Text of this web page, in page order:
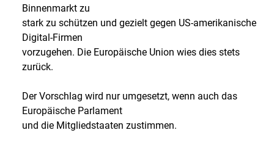
Binnenmarkt zu
stark zu schützen und gezielt gegen US-amerikanische
Digital-Firmen
vorzugehen. Die Europäische Union wies dies stets
zurück.
Der Vorschlag wird nur umgesetzt, wenn auch das
Europäische Parlament
und die Mitgliedstaaten zustimmen.